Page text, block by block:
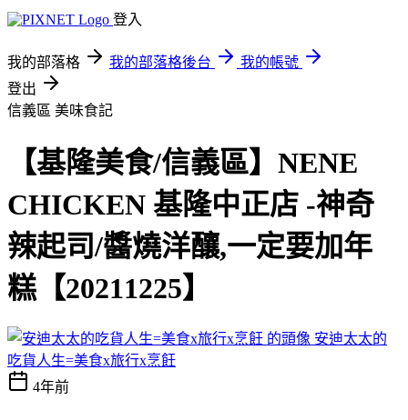
登入
我的部落格 我的部落格後台
我的帳號
登出
信義區 美味食記
【基隆美食/信義區】NENE
CHICKEN 基隆中正店 -神奇
辣起司/醬燒洋釀,一定要加年
糕【20211225】
安迪太太的
吃貨人生=美食x旅行x烹飪
4年前